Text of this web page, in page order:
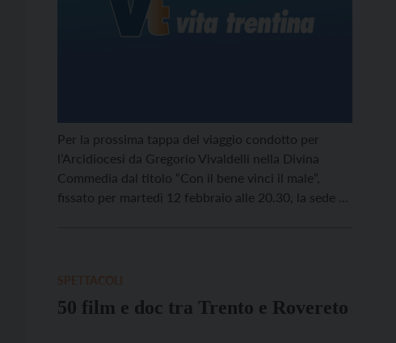
Per la prossima tappa del viaggio condotto per
l’Arcidiocesi da Gregorio Vivaldelli nella Divina
Commedia dal titolo “Con il bene vinci il male”,
fissato per martedì 12 febbraio alle 20.30, la sede è
50 film e doc tra Trento e Rovereto